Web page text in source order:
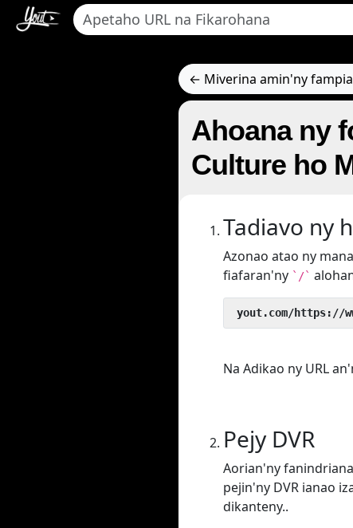
← Miverina amin'ny
Ahoana ny
Culture ho
Tadiavo ny
Azonao atao ny
fiafaran'ny `/`
yout.com/https://
Na Adikao ny URL
Pejy DVR
Aorian'ny
pejin'ny DVR ianao
dikanteny..